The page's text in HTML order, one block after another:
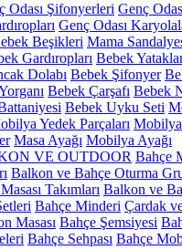
Odası Şifonyerleri Genç
Genç Odası
Beşikleri Mama
Gardıropları Bebek
Dolabı Bebek Şifonyer
Bebek Çarşafı Bebek
Bebek Uyku Seti
Yedek Parçaları
Masa Ayağı Mobilya Ayağı
VE OUTDOOR Bahçe
Balkon ve Bahçe Oturma
Takımları Balkon ve
Bahçe Minderi Çardak
Masası Bahçe Şemsiyesi
Bahçe Sehpası Bahçe